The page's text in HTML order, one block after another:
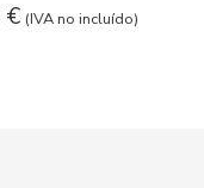
€ (IVA no incluído)